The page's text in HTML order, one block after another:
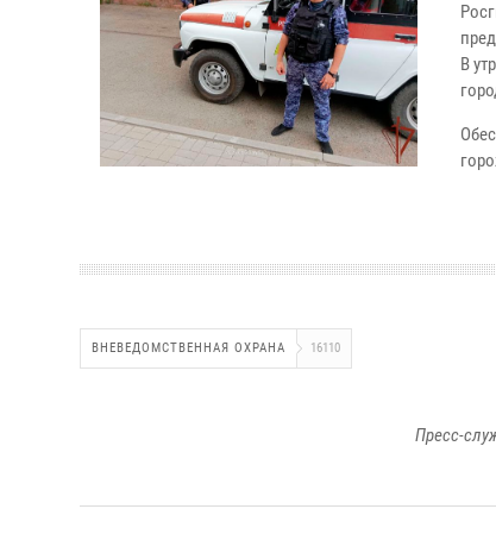
В
ВНЕВЕДОМСТВЕННАЯ ОХРАНА 16110
Пресс-